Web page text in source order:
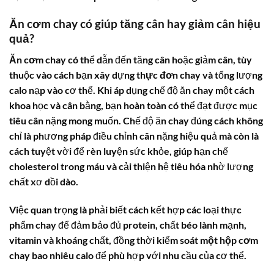
Ăn cơm chaycó giúp tăng cân haygiảm cân hiệu
quả?
Ăn cơm chaycó thể dẫn đến tăng cân hoặc giảm cân, tùy
thuộc vào cách bạn xây dựngthực đơn chayvà tổng lượng
calo nạp vào cơ thể. Khi áp dụng chế độ ăn chay một cách
khoa học và cân bằng, bạn hoàn toàn có thể đạt được mục
tiêu cân nặng mong muốn. Chế độ ăn chay đúng cách không
chỉ là phương pháp điều chỉnh cân nặng hiệu quả mà còn là
cách tuyệt vời để rèn luyện sức khỏe, giúp hạn chế
cholesterol trong máu và cải thiện hệ tiêu hóa nhờ lượng
chất xơ dồi dào.
Việc quan trọng là phải biết cách kết hợp các loại thực
phẩm chay để đảm bảo đủ protein, chất béo lành mạnh,
vitamin và khoáng chất, đồng thời kiểm soát một hộp cơm
chay bao nhiêu calođể phù hợp với nhu cầu của cơ thể.